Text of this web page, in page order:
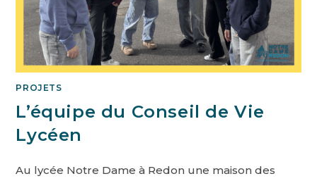
PROJETS
L’équipe du Conseil de Vie
Lycéen
Au lycée Notre Dame à Redon une maison des